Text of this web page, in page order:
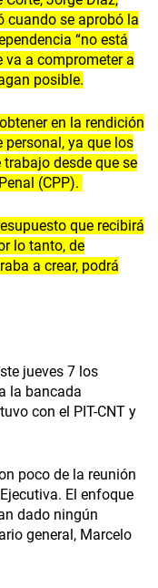
cuando se aprobó la
“no está
va a comprometer a
posible.
en la rendición
ya que los
desde que se
(CPP).
que recibirá
lo tanto, de
a crear, podrá
jueves 7 los
la bancada
con el PIT-CNT y
poco de la reunión
El enfoque
dado ningún
general, Marcelo